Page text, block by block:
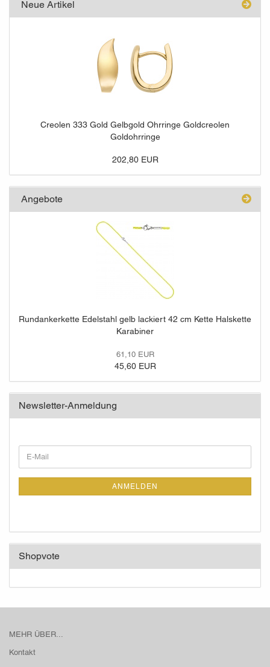
Neue Artikel
Creolen 333 Gold Gelbgold Ohrringe Goldcreolen
Goldohrringe
202,80 EUR
Angebote
Rundankerkette Edelstahl gelb lackiert 42 cm Kette Halskette
Karabiner
61,10 EUR
45,60 EUR
Newsletter-Anmeldung
ZUR
E-
Mail
ANMELDEN
Shopvote
MEHR ÜBER...
Kontakt